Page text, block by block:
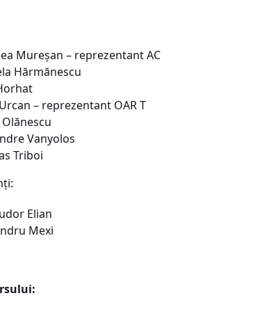
Mureșan – reprezentant AC
Hărmănescu
– reprezentant OAR T
Vanyolos
Triboi
Elian
Mexi